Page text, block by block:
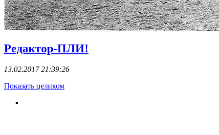
Редактор-ПЛИ!
13.02.2017 21:39:26
Показать целиком